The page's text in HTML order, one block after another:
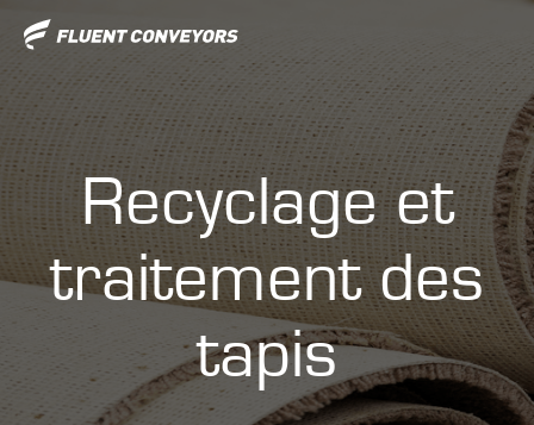
Recyclage et
traitement des
tapis